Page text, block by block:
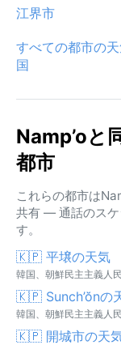
江界市
すべての都市の
国
Namp’oと
都市
これらの都市は
共有 — 通話のスケ
す。
🇰🇵 平壌の天気
韓国、朝鮮民主主義人
🇰🇵 Sunch’ŏnの
韓国、朝鮮民主主義人
🇰🇵 開城市の天